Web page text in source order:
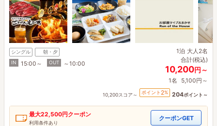
シングル
朝・夕
IN
15:00～ OUT ～10:00
1泊 大人2名
合計(税込)
10,200円～
1名 5,100円～
10,200スコア～ ポイント 2% 204ポイント～
最大22,500円クーポン
利用条件あり
クーポンGET